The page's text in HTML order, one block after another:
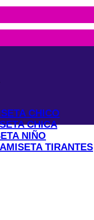
CHICO
CHICA
NIÑO
TIRANTES